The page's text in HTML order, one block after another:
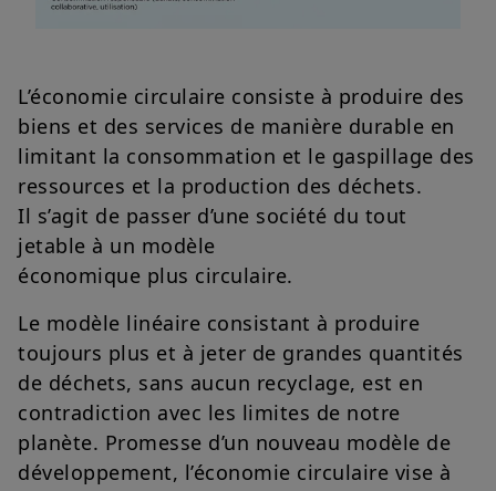
L’économie circulaire consiste à produire des
biens et des services de manière durable en
limitant la consommation et le gaspillage des
ressources et la production des déchets.
Il s’agit de passer d’une société du tout
jetable à un modèle
économique plus circulaire.
Le modèle linéaire consistant à produire
toujours plus et à jeter de grandes quantités
de déchets, sans aucun recyclage, est en
contradiction avec les limites de notre
planète. Promesse d’un nouveau modèle de
développement, l’économie circulaire vise à